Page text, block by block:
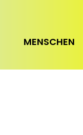
MENSCHEN